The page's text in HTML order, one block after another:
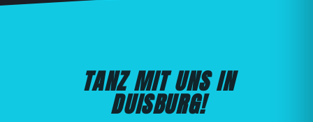
TANZ MIT UNS IN
DUISBURG!